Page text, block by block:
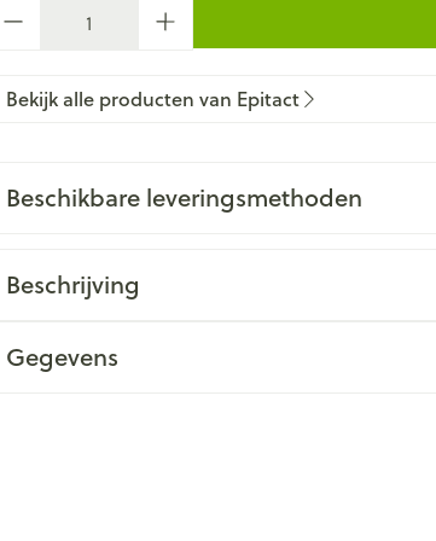
Bekijk alle producten van Epitact
Beschikbare leveringsmethoden
Beschrijving
Gegevens